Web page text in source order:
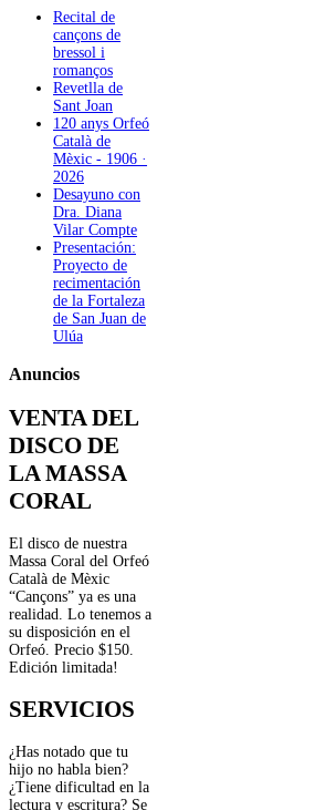
Recital de
cançons de
bressol i
romanços
Revetlla de
Sant Joan
120 anys Orfeó
Català de
Mèxic - 1906 ·
2026
Desayuno con
Dra. Diana
Vilar Compte
Presentación:
Proyecto de
recimentación
de la Fortaleza
de San Juan de
Ulúa
Anuncios
VENTA DEL
DISCO DE
LA MASSA
CORAL
El disco de nuestra
Massa Coral del Orfeó
Català de Mèxic
“Cançons” ya es una
realidad. Lo tenemos a
su disposición en el
Orfeó. Precio $150.
Edición limitada!
SERVICIOS
¿Has notado que tu
hijo no habla bien?
¿Tiene dificultad en la
lectura y escritura? Se